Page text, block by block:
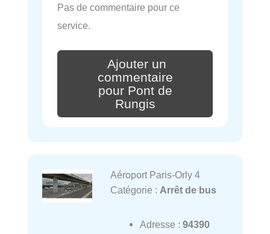
Pas de commentaire pour ce
service.
Ajouter un
commentaire
pour Pont de
Rungis
Aéroport Paris-Orly 4
Catégorie : Arrêt de bus
Adresse : 94390